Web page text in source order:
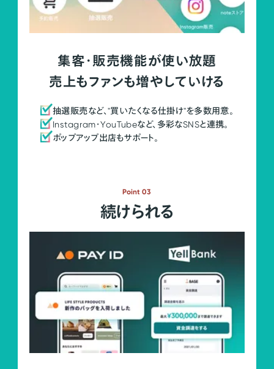
集客・販売機能が使い放題
売上もファンも増やしていける
抽選販売など、"買いたくなる仕掛け"を多数用意。
Instagram・YouTubeなど、多彩なSNSと連携。
ポップアップ出店もサポート。
Point 03
続けられる